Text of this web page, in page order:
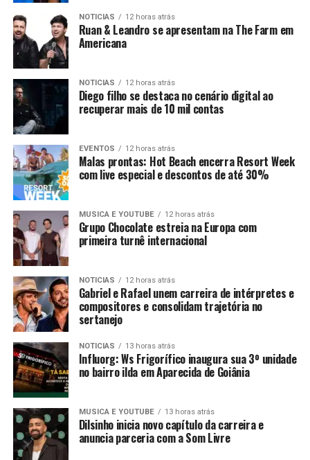
NOTICIAS 12 horas atrás
Ruan & Leandro se apresentam na The Farm em
Americana
NOTICIAS 12 horas atrás
Diego filho se destaca no cenário digital ao
recuperar mais de 10 mil contas
EVENTOS 12 horas atrás
Malas prontas: Hot Beach encerra Resort Week
com live especial e descontos de até 30%
MUSICA E YOUTUBE 12 horas atrás
Grupo Chocolate estreia na Europa com
primeira turnê internacional
NOTICIAS 12 horas atrás
Gabriel e Rafael unem carreira de intérpretes e
compositores e consolidam trajetória no
sertanejo
NOTICIAS 13 horas atrás
Influorg: Ws Frigorífico inaugura sua 3º unidade
no bairro ilda em Aparecida de Goiânia
MUSICA E YOUTUBE 13 horas atrás
Dilsinho inicia novo capítulo da carreira e
anuncia parceria com a Som Livre